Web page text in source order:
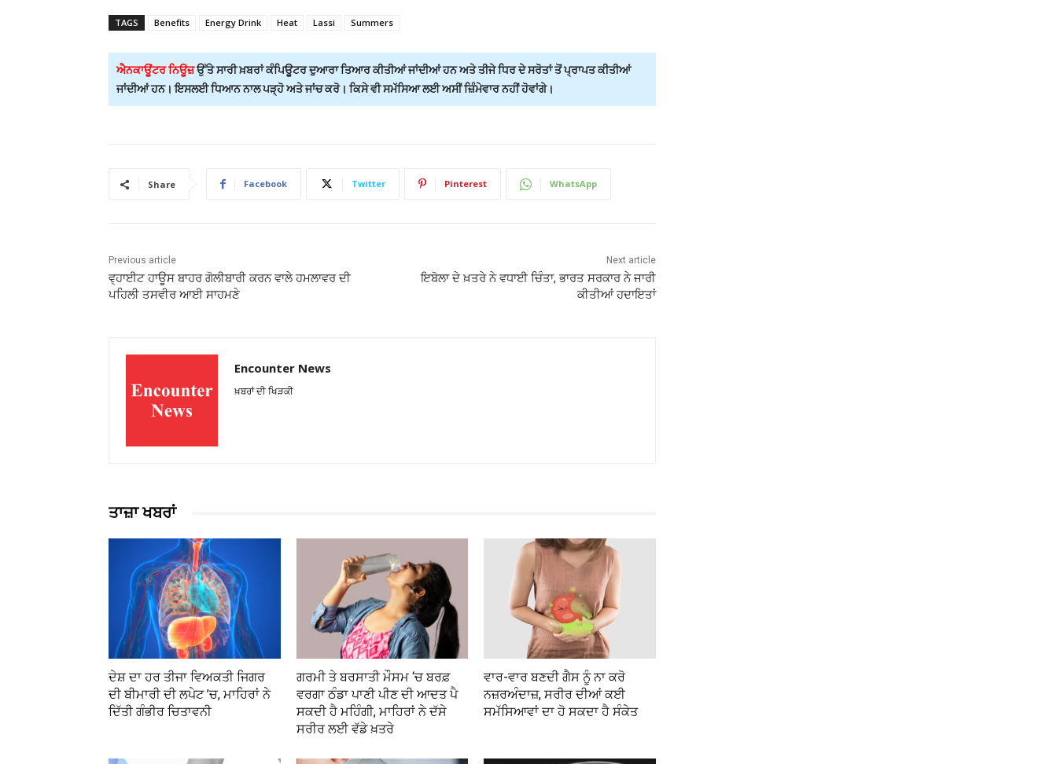
TAGS Benefits Energy Drink Heat Lassi Summers
ਐਨਕਾਊਂਟਰ ਨਿਊਜ਼ਉੱਤੇ ਸਾਰੀ ਖ਼ਬਰਾਂ ਕੰਪਿਊਟਰ ਦੁਆਰਾ ਤਿਆਰ ਕੀਤੀਆਂ ਜਾਂਦੀਆਂ ਹਨ ਅਤੇ ਤੀਜੇ ਧਿਰ ਦੇ ਸਰੋਤਾਂ ਤੋਂ ਪ੍ਰਾਪਤ ਕੀਤੀਆਂ
ਜਾਂਦੀਆਂ ਹਨ। ਇਸਲਈ ਧਿਆਨ ਨਾਲ ਪੜ੍ਹੋ ਅਤੇ ਜਾਂਚ ਕਰੋ। ਕਿਸੇ ਵੀ ਸਮੱਸਿਆ ਲਈ ਅਸੀਂ ਜ਼ਿੰਮੇਵਾਰ ਨਹੀਂ ਹੋਵਾਂਗੇ।
Share Facebook Twitter Pinterest WhatsApp
Previous article
ਵ੍ਹਾਈਟ ਹਾਊਸ ਬਾਹਰ ਗੋਲੀਬਾਰੀ ਕਰਨ ਵਾਲੇ ਹਮਲਾਵਰ ਦੀ
ਪਹਿਲੀ ਤਸਵੀਰ ਆਈ ਸਾਹਮਣੇ
Next article
ਇਬੋਲਾ ਦੇ ਖ਼ਤਰੇ ਨੇ ਵਧਾਈ ਚਿੰਤਾ, ਭਾਰਤ ਸਰਕਾਰ ਨੇ ਜਾਰੀ
ਕੀਤੀਆਂ ਹਦਾਇਤਾਂ
Encounter News
ਖ਼ਬਰਾਂ ਦੀ ਖਿੜਕੀ
ਤਾਜ਼ਾ ਖਬਰਾਂ
ਦੇਸ਼ ਦਾ ਹਰ ਤੀਜਾ ਵਿਅਕਤੀ ਜਿਗਰ
ਦੀ ਬੀਮਾਰੀ ਦੀ ਲਪੇਟ ’ਚ, ਮਾਹਿਰਾਂ ਨੇ
ਦਿੱਤੀ ਗੰਭੀਰ ਚਿਤਾਵਨੀ
ਗਰਮੀ ਤੇ ਬਰਸਾਤੀ ਮੌਸਮ ‘ਚ ਬਰਫ਼
ਵਰਗਾ ਠੰਡਾ ਪਾਣੀ ਪੀਣ ਦੀ ਆਦਤ ਪੈ
ਸਕਦੀ ਹੈ ਮਹਿੰਗੀ, ਮਾਹਿਰਾਂ ਨੇ ਦੱਸੇ
ਸਰੀਰ ਲਈ ਵੱਡੇ ਖ਼ਤਰੇ
ਵਾਰ-ਵਾਰ ਬਣਦੀ ਗੈਸ ਨੂੰ ਨਾ ਕਰੋ
ਨਜ਼ਰਅੰਦਾਜ਼, ਸਰੀਰ ਦੀਆਂ ਕਈ
ਸਮੱਸਿਆਵਾਂ ਦਾ ਹੋ ਸਕਦਾ ਹੈ ਸੰਕੇਤ